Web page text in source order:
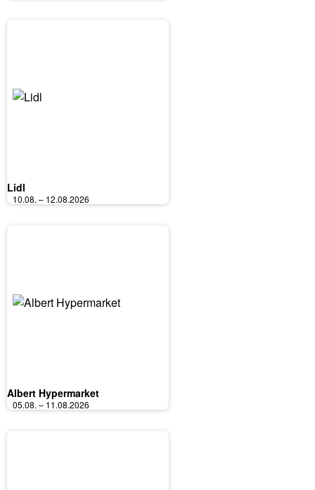
Lidl
10.08. – 12.08.2026
Albert Hypermarket
05.08. – 11.08.2026